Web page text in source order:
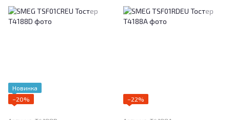
Новинка
−20%
−22%